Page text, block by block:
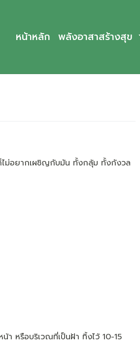
หน้าหลัก พลังอาสาสร้างสุข
ไม่อยากเผชิญกับมัน ทั้งกลุ้ม ทั้งกังวล
น้า หรือบริเวณที่เป็นฝ้า ทิ้งไว้ 10-15